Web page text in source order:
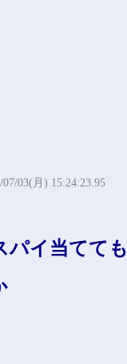
07/03(月) 15:24:23.95
パイ当てても